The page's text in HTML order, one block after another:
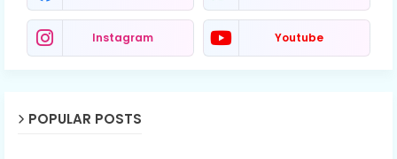
Instagram Youtube
POPULAR POSTS